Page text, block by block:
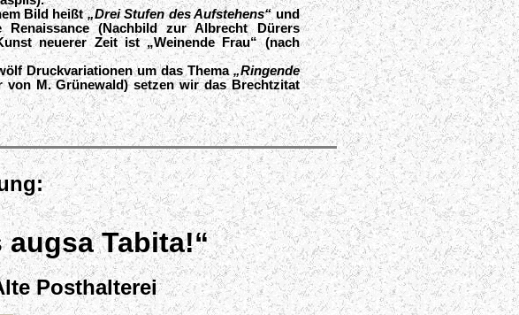
Bild heißt„Drei Stufen des Aufstehens“und
(Nachbild zur Albrecht Dürers
neuerer Zeit ist „Weinende Frau“ (nach
Druckvariationen um das Thema„Ringende
M. Grünewald) setzen wir das Brechtzitat
Tabita!“
Posthalterei